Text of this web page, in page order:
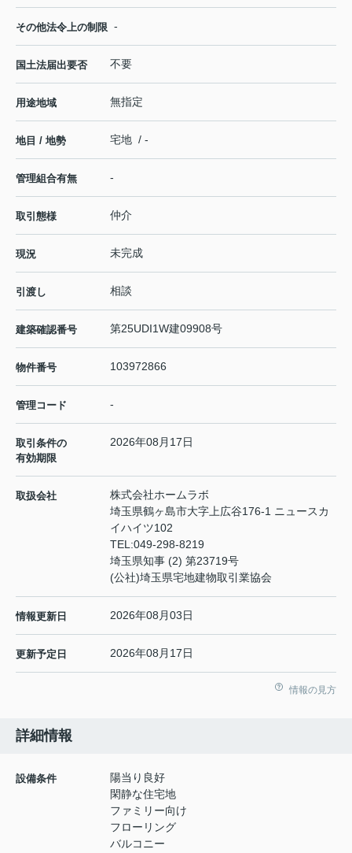
その他法令上の制限 -
国土法届出要否 不要
用途地域 無指定
地目 / 地勢 宅地 / -
管理組合有無 -
取引態様 仲介
現況 未完成
引渡し 相談
建築確認番号 第25UDI1W建09908号
物件番号 103972866
管理コード -
取引条件の
有効期限
2026年08月17日
取扱会社
株式会社ホームラボ
埼玉県鶴ヶ島市大字上広谷176-1 ニュースカ
イハイツ102
TEL:049-298-8219
埼玉県知事 (2) 第23719号
(公社)埼玉県宅地建物取引業協会
情報更新日 2026年08月03日
更新予定日 2026年08月17日
情報の見方
詳細情報
設備条件
陽当り良好
閑静な住宅地
ファミリー向け
フローリング
バルコニー